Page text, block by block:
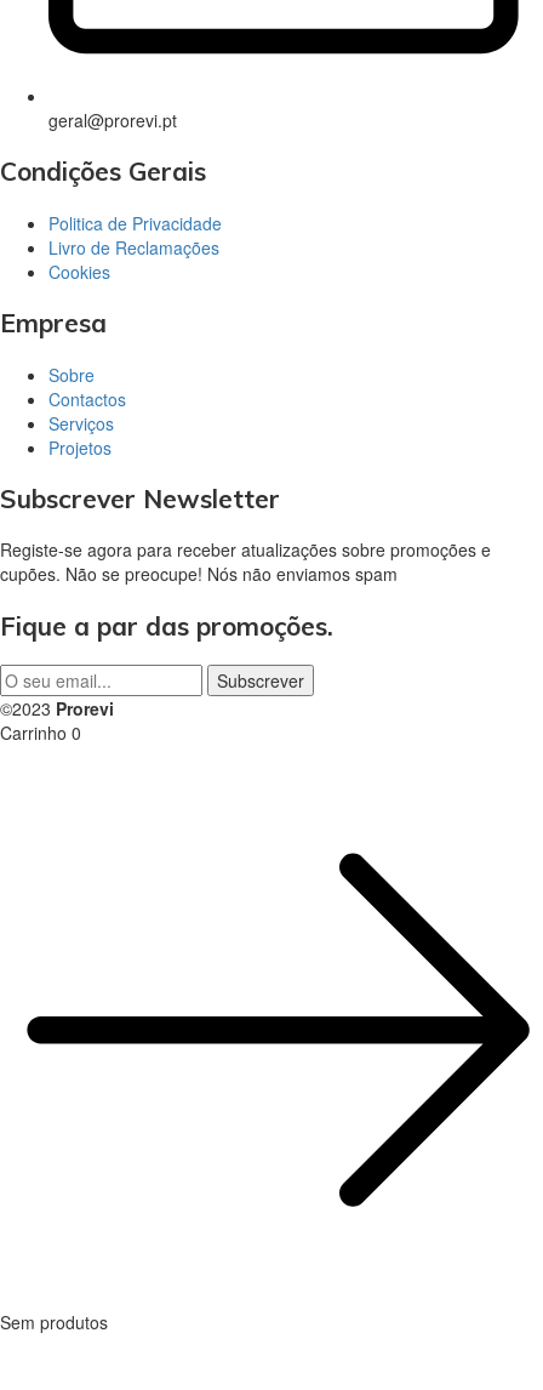
geral@prorevi.pt
Condições Gerais
Politica de Privacidade
Livro de Reclamações
Cookies
Empresa
Sobre
Contactos
Serviços
Projetos
Subscrever Newsletter
Registe-se agora para receber atualizações sobre promoções e
cupões. Não se preocupe! Nós não enviamos spam
Fique a par das promoções.
©2023 Prorevi
Carrinho 0
Sem produtos